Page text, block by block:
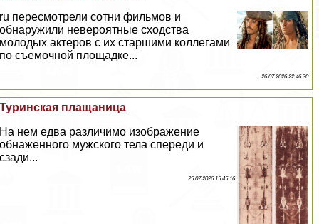
ru пересмотрели сотни фильмов и
обнаружили невероятные сходства
молодых актеров с их старшими коллегами
по съемочной площадке...
26 07 2026 22:46:30
Туринская плащаница
На нем едва различимо изображение
обнаженного мужского тела спереди и
сзади...
25 07 2026 15:45:16